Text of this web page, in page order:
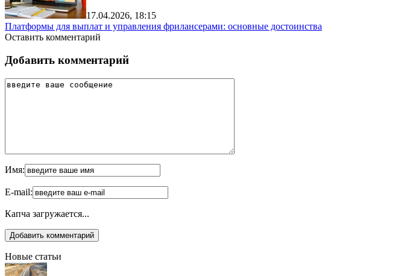
17.04.2026, 18:15
Платформы для выплат и управления фрилансерами: основные достоинства
Оставить комментарий
Добавить комментарий
Имя:
E-mail:
Капча загружается...
Новые статьи